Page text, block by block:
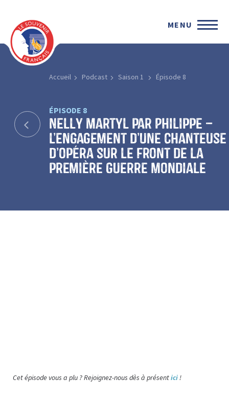
MENU
Accueil Podcast Saison 1 Épisode 8
ÉPISODE 8
Nelly Martyl par Philippe –
l’engagement d’une chanteuse
d’opéra sur le front de la
première guerre mondiale
Cet épisode vous a plu ? Rejoignez-nous dès à présentici!